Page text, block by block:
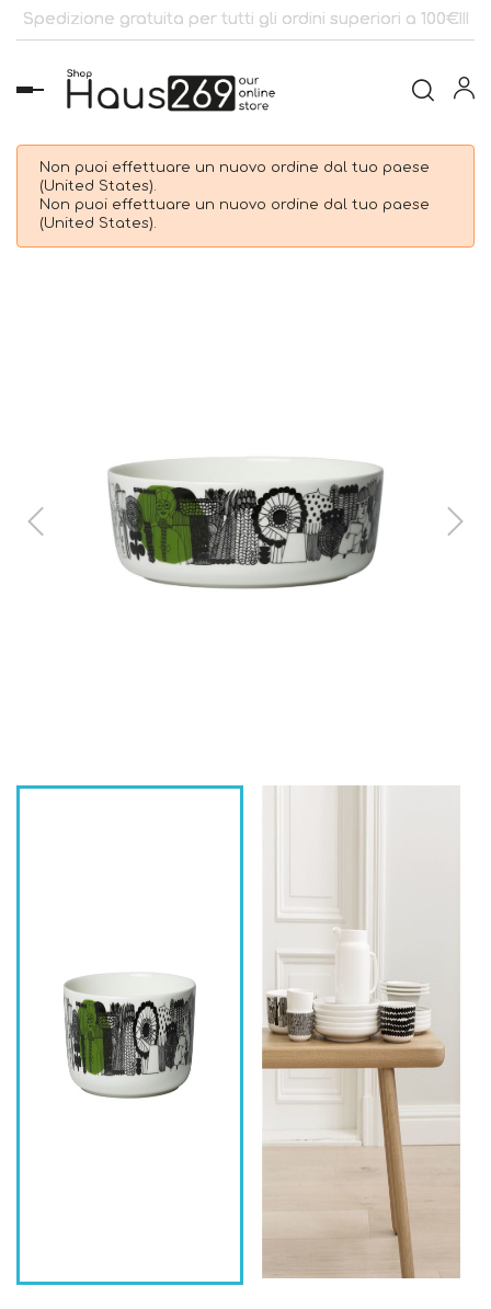
Spedizione gratuita per tutti gli ordini superiori a 100€!!!
navigazione
Non puoi effettuare un nuovo ordine dal tuo paese
(United States).
Non puoi effettuare un nuovo ordine dal tuo paese
(United States).